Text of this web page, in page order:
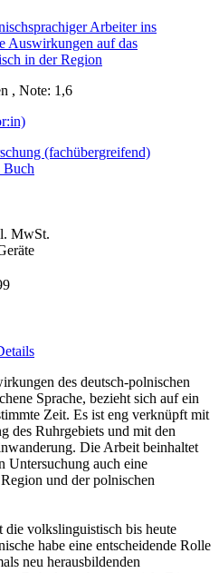
, Note: 1,6
(fachübergreifend)
MwSt.
des deutsch-polnischen
Sprache, bezieht sich auf ein
Zeit. Es ist eng verknüpft mit
des Ruhrgebiets und mit den
Die Arbeit beinhaltet
Untersuchung auch eine
und der polnischen
die volkslinguistisch bis heute
habe eine entscheidende Rolle
neu herausbildenden